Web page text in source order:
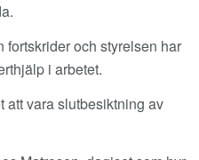
och styrelsen har
i arbetet.
att vara slutbesiktning av